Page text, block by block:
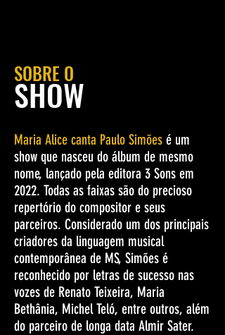
SHOW
SOBRE O
Maria Alice canta Paulo Simões é um
show que nasceu do álbum de mesmo
nome, lançado pela editora 3 Sons em
2022. Todas as faixas são do precioso
repertório do compositor e seus
parceiros. Considerado um dos principais
criadores da linguagem musical
contemporânea de MS, Simões é
reconhecido por letras de sucesso nas
vozes de Renato Teixeira, Maria
Bethânia, Michel Teló, entre outros, além
do parceiro de longa data Almir Sater.